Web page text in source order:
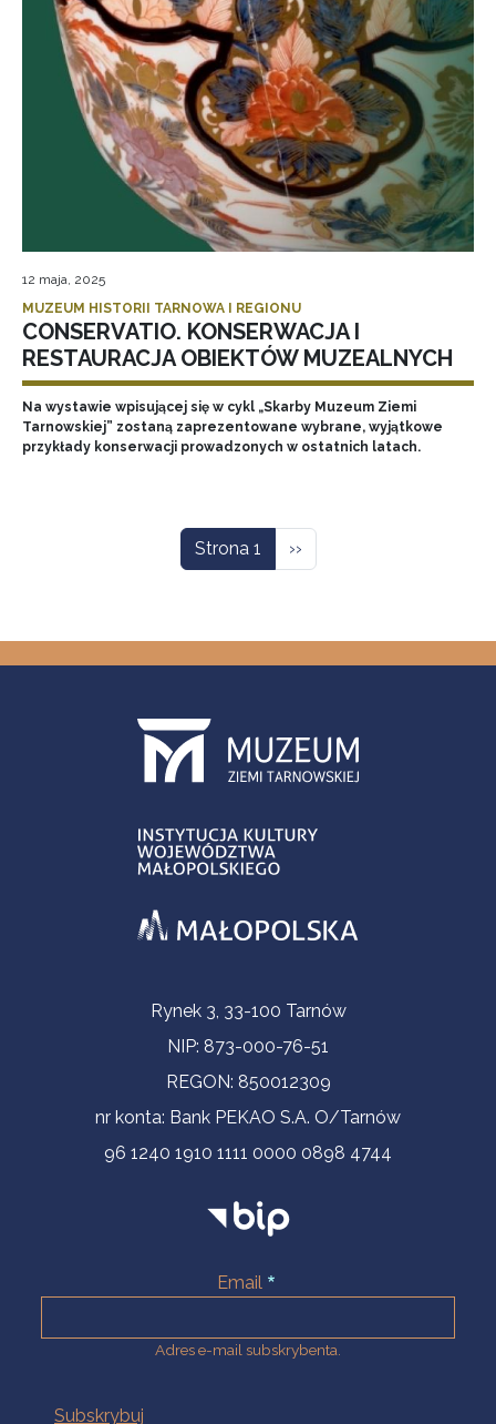
12 maja, 2025
MUZEUM HISTORII TARNOWA I REGIONU
CONSERVATIO. KONSERWACJA I
RESTAURACJA OBIEKTÓW MUZEALNYCH
Na wystawie wpisującej się w cykl „Skarby Muzeum Ziemi
Tarnowskiej” zostaną zaprezentowane wybrane, wyjątkowe
przykłady konserwacji prowadzonych w ostatnich latach.
Strona 1 Następna strona
››
Informacje kontaktoweRynek 3, 33-100 Tarnów
NIP: 873-000-76-51
REGON: 850012309
nr konta: Bank PEKAO S.A. O/Tarnów
96 1240 1910 1111 0000 0898 4744
Email
Adres e-mail subskrybenta.